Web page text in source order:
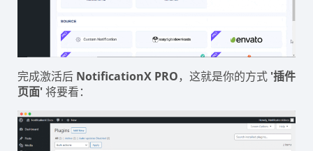
完成激活后 NotificationX PRO，这就是你的方式 '插件
页面'将要看：